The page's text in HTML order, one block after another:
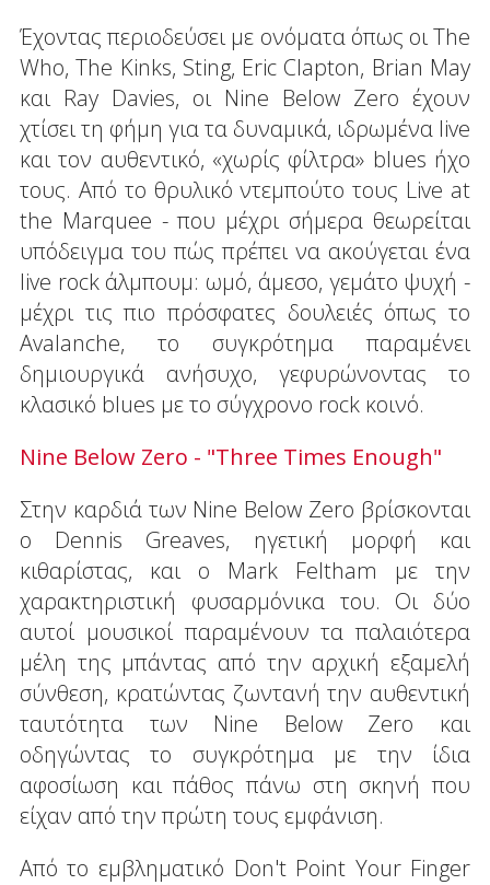
Έχοντας περιοδεύσει με ονόματα όπως οι The
Who, The Kinks, Sting, Eric Clapton, Brian May
και Ray Davies, οι Nine Below Zero έχουν
χτίσει τη φήμη για τα δυναμικά, ιδρωμένα live
και τον αυθεντικό, «χωρίς φίλτρα» blues ήχο
τους. Από το θρυλικό ντεμπούτο τους Live at
the Marquee - που μέχρι σήμερα θεωρείται
υπόδειγμα του πώς πρέπει να ακούγεται ένα
live rock άλμπουμ: ωμό, άμεσο, γεμάτο ψυχή -
μέχρι τις πιο πρόσφατες δουλειές όπως το
Avalanche, το συγκρότημα παραμένει
δημιουργικά ανήσυχο, γεφυρώνοντας το
κλασικό blues με το σύγχρονο rock κοινό.
Nine Below Zero - "Three Times Enough"
Στην καρδιά των Nine Below Zero βρίσκονται
ο Dennis Greaves, ηγετική μορφή και
κιθαρίστας, και ο Mark Feltham με την
χαρακτηριστική φυσαρμόνικα του. Οι δύο
αυτοί μουσικοί παραμένουν τα παλαιότερα
μέλη της μπάντας από την αρχική εξαμελή
σύνθεση, κρατώντας ζωντανή την αυθεντική
ταυτότητα των Nine Below Zero και
οδηγώντας το συγκρότημα με την ίδια
αφοσίωση και πάθος πάνω στη σκηνή που
είχαν από την πρώτη τους εμφάνιση.
Από το εμβληματικό Don't Point Your Finger